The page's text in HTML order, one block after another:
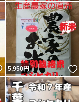
いいね！
5,950円